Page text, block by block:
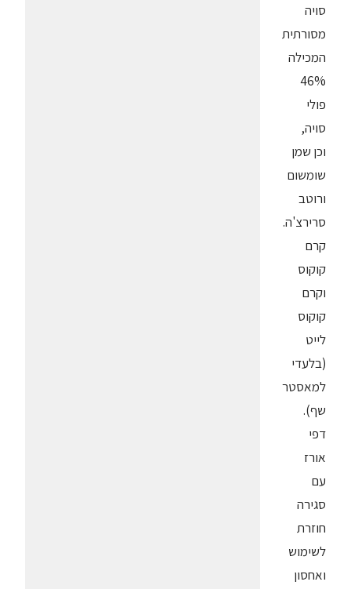
סויה
מסורתית
המכילה
46%
פולי
סויה,
וכן שמן
שומשום
ורוטב
סרירצ'ה.
קרם
קוקוס
וקרם
קוקוס
לייט
(בלעדי
למאסטר
שף).
דפי
אורז
עם
סגירה
חוזרת
לשימוש
ואחסון